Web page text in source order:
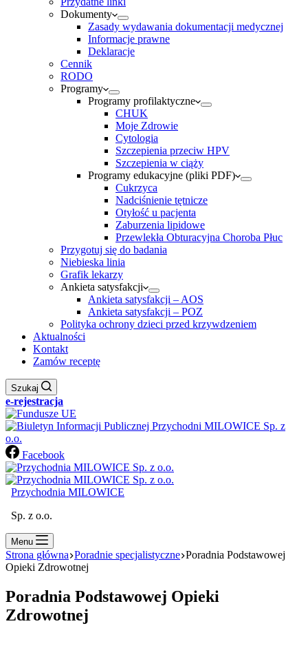
Dokumenty
Zasady wydawania dokumentacji medycznej
Informacje prawne
Deklaracje
Cennik
RODO
Programy
Programy profilaktyczne
CHUK
Moje Zdrowie
Cytologia
Szczepienia przeciw HPV
Szczepienia w ciąży
Programy edukacyjne (pliki PDF)
Cukrzyca
Nadciśnienie tętnicze
Otyłość u pacjenta
Zaburzenia lipidowe
Przewlekła Obturacyjna Choroba Płuc
Przygotuj się do badania
Niebieska linia
Grafik lekarzy
Ankieta satysfakcji
Ankieta satysfakcji – AOS
Ankieta satysfakcji – POZ
Polityka ochrony dzieci przed krzywdzeniem
Aktualności
Kontakt
Zamów receptę
Szukaj
e-rejestracja
Facebook
Przychodnia MILOWICE
Sp. z o.o.
Menu
Strona główna Poradnie specjalistyczne Poradnia Podstawowej
Opieki Zdrowotnej
Poradnia Podstawowej Opieki
Zdrowotnej